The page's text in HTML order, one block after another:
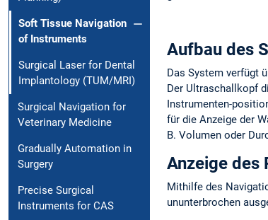
Soft Tissue Navigation
of Instruments
Surgical Laser for Dental
Implantology (TUM/MRI)
Surgical Navigation for
Veterinary Medicine
Gradually Automation in
Surgery
Precise Surgical
Instruments for CAS
Aufbau des
Das System verfügt
Der Ultraschallkopf
Instrumenten-
für die Anzeige der
B. Volumen oder
Anzeige des
Mithilfe des
ununterbrochen